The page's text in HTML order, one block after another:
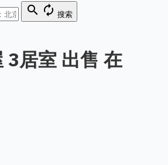
search autorenew 搜索
3居室 出售 在